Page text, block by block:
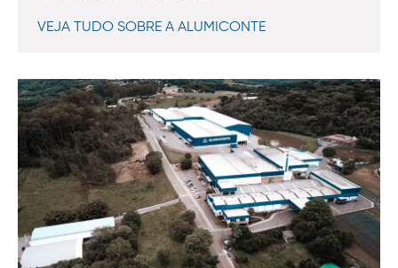
VEJA TUDO SOBRE A ALUMICONTE